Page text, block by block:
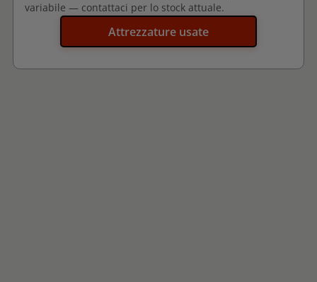
variabile — contattaci per lo stock attuale.
Attrezzature usate